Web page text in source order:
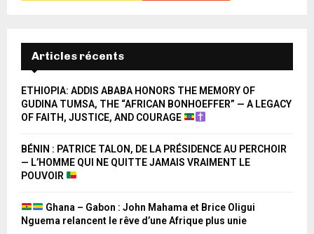
Articles récents
ETHIOPIA: ADDIS ABABA HONORS THE MEMORY OF
GUDINA TUMSA, THE “AFRICAN BONHOEFFER” — A LEGACY
OF FAITH, JUSTICE, AND COURAGE
BÉNIN : PATRICE TALON, DE LA PRÉSIDENCE AU PERCHOIR
— L’HOMME QUI NE QUITTE JAMAIS VRAIMENT LE
POUVOIR
Ghana – Gabon : John Mahama et Brice Oligui
Nguema relancent le rêve d’une Afrique plus unie